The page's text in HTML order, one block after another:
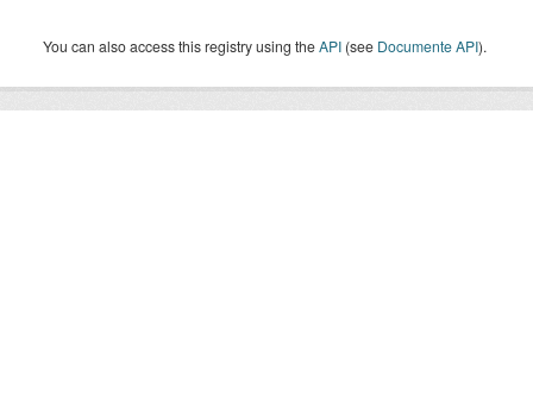
You can also access this registry using theAPI (see Documente API).